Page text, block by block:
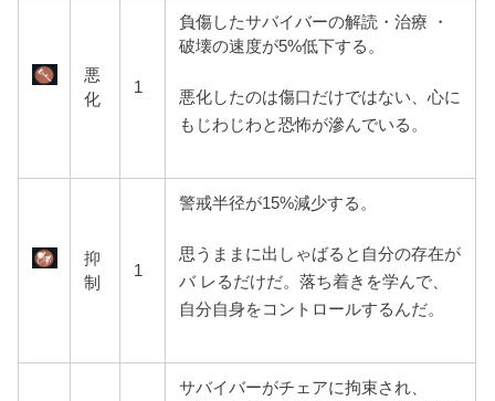
悪
化
1
負傷したサバイバーの解読・治療 ・
破壊の速度が5%低下する。
悪化したのは傷口だけではない、心に
もじわじわと恐怖が滲んでいる。
抑
制
1
警戒半径が15%減少する。
思うままに出しゃばると自分の存在が
バ レるだけだ。落ち着きを学んで、
自分自身をコントロールするんだ。
サバイバーがチェアに拘束され、